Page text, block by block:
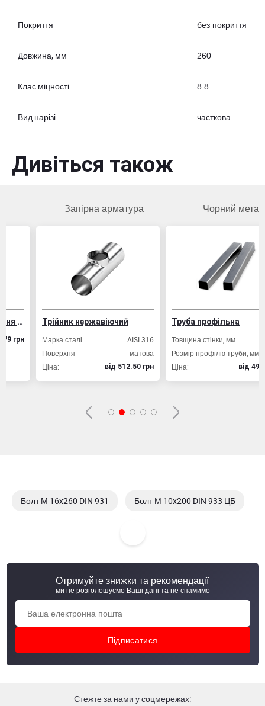
Покриття без покриття
Довжина, мм 260
Клас міцності 8.8
Вид нарізі часткова
Дивіться також
Запірна арматура
Трійник нержавіючий
Марка сталі
Поверхня
вiд 512.50 грн
Чорний метал
Труба профільна
Товщина стінки, мм
Розмір профілю труби, мм 20х20
Ціна:
вiд 49.80 грн
Болт М 16x260 DIN 931 Болт М 10x200 DIN 933 ЦБ
Отримуйте знижки та рекомендації
ми не розголошуємо Ваші дані та не спамимо
Стежте за нами у соцмережах: